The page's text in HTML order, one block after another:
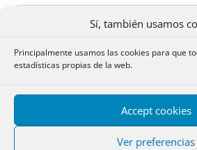
Sí, también usamos
Principalmente usamos las cookies para que
estadísticas propias de la web.
Accept cookies
Ver preferencias
Acceder